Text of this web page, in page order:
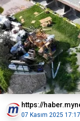
https://
07 Kasım 2025 17:17